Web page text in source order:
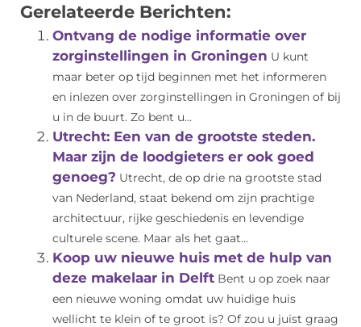
Gerelateerde Berichten:
Ontvang de nodige informatie over
zorginstellingen in Groningen U kunt
maar beter op tijd beginnen met het informeren
en inlezen over zorginstellingen in Groningen of bij
u in de buurt. Zo bent u...
Utrecht: Een van de grootste steden.
Maar zijn de loodgieters er ook goed
genoeg? Utrecht, de op drie na grootste stad
van Nederland, staat bekend om zijn prachtige
architectuur, rijke geschiedenis en levendige
culturele scene. Maar als het gaat...
Koop uw nieuwe huis met de hulp van
deze makelaar in Delft Bent u op zoek naar
een nieuwe woning omdat uw huidige huis
wellicht te klein of te groot is? Of zou u juist graag